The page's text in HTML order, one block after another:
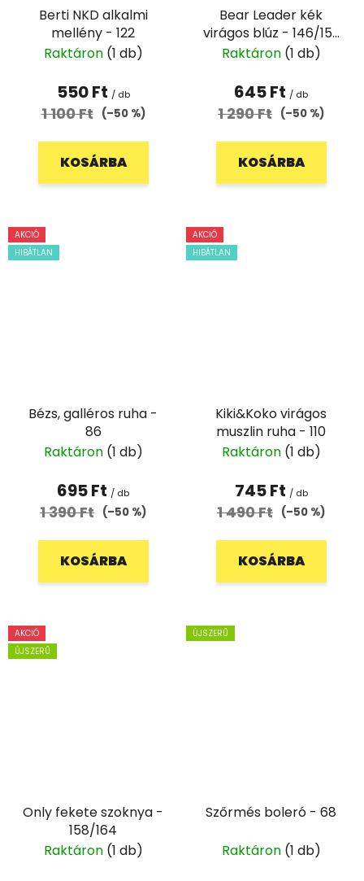
Berti NKD alkalmi
mellény - 122
Raktáron (1 db)
550 Ft / db
1 100 Ft (–50 %)
KOSÁRBA
Bear Leader kék
virágos blúz - 146/152
(140)
Raktáron (1 db)
645 Ft / db
1 290 Ft (–50 %)
KOSÁRBA
AKCIÓ
HIBÁTLAN
Bézs, galléros ruha -
86
Raktáron (1 db)
695 Ft / db
1 390 Ft (–50 %)
KOSÁRBA
AKCIÓ
HIBÁTLAN
Kiki&Koko virágos
muszlin ruha - 110
Raktáron (1 db)
745 Ft / db
1 490 Ft (–50 %)
KOSÁRBA
AKCIÓ
ÚJSZERŰ
Only fekete szoknya -
158/164
Raktáron (1 db)
ÚJSZERŰ
Szőrmés boleró - 68
Raktáron (1 db)